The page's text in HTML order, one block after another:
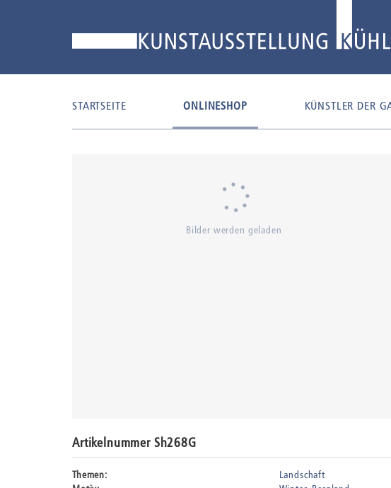
STARTSEITE ONLINESHOP KÜNSTLER DER
Bilder werden geladen
Artikelnummer Sh268G
Themen:
Landschaft